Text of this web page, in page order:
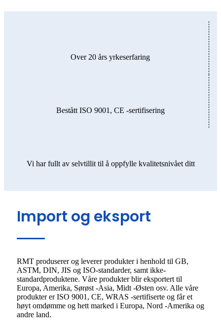
Over 20 års yrkeserfaring
Bestått ISO 9001, CE -sertifisering
Vi har fullt av selvtillit til å oppfylle kvalitetsnivået ditt
Import og eksport
RMT produserer og leverer produkter i henhold til GB,
ASTM, DIN, JIS og ISO-standarder, samt ikke-
standardproduktene. Våre produkter blir eksportert til
Europa, Amerika, Sørøst -Asia, Midt -Østen osv. Alle våre
produkter er ISO 9001, CE, WRAS -sertifiserte og får et
høyt omdømme og hett marked i Europa, Nord -Amerika og
andre land.